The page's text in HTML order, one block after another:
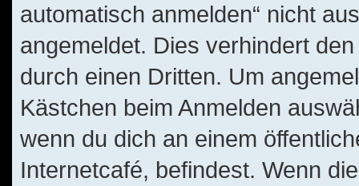
automatisch anmelden“ nicht
angemeldet. Dies verhindert
durch einen Dritten. Um
Kästchen beim Anmelden
wenn du dich an einem
Internetcafé, befindest. Wenn